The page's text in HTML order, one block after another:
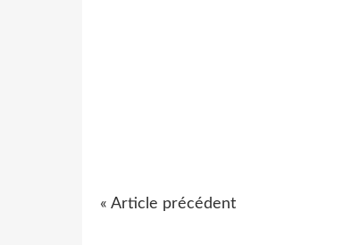
« Article précédent